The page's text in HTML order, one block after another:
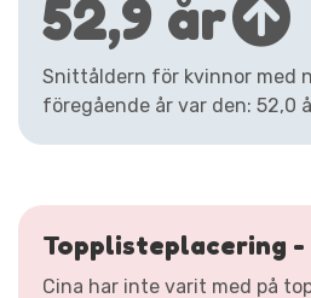
52,9 år
Snittåldern för kvinnor med
föregående år var den: 52,0
Topplisteplacering -
Cina har inte varit med på